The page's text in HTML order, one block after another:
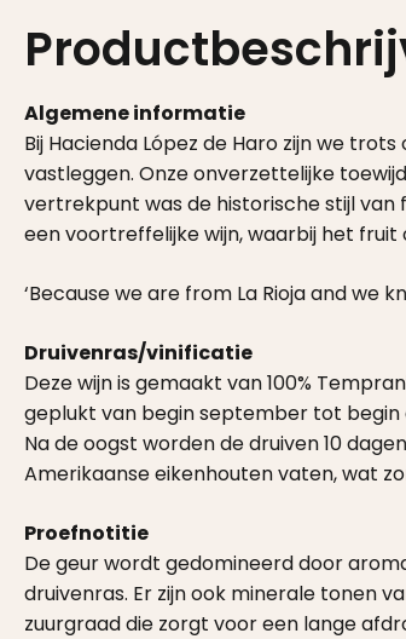
Algemene informatie
Bij Hacienda López de Haro zijn we
vastleggen. Onze onverzettelijke
vertrekpunt was de historische stijl van
een voortreffelijke wijn, waarbij het
‘Because we are from La Rioja and we
Druivenras/vinificatie
Deze wijn is gemaakt van 100%
geplukt van begin september tot begin
Na de oogst worden de druiven 10
Amerikaanse eikenhouten vaten, wat
Proefnotitie
De geur wordt gedomineerd door
druivenras. Er zijn ook minerale tonen
zuurgraad die zorgt voor een lange